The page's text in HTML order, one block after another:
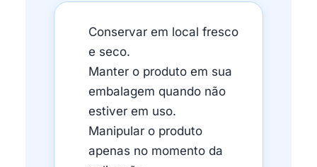
Conservar em local fresco
e seco.
Manter o produto em sua
embalagem quando não
estiver em uso.
Manipular o produto
apenas no momento da